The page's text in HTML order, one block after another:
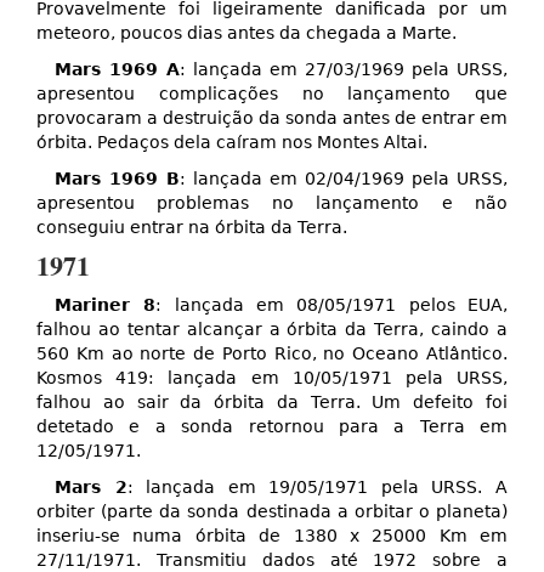
Provavelmente foi ligeiramente danificada por um
meteoro, poucos dias antes da chegada a Marte.
Mars 1969 A: lançada em 27/03/1969 pela URSS,
apresentou complicações no lançamento que
provocaram a destruição da sonda antes de entrar em
órbita. Pedaços dela caíram nos Montes Altai.
Mars 1969 B: lançada em 02/04/1969 pela URSS,
apresentou problemas no lançamento e não
conseguiu entrar na órbita da Terra.
1971
Mariner 8: lançada em 08/05/1971 pelos EUA,
falhou ao tentar alcançar a órbita da Terra, caindo a
560 Km ao norte de Porto Rico, no Oceano Atlântico.
Kosmos 419: lançada em 10/05/1971 pela URSS,
falhou ao sair da órbita da Terra. Um defeito foi
detetado e a sonda retornou para a Terra em
12/05/1971.
Mars 2: lançada em 19/05/1971 pela URSS. A
orbiter (parte da sonda destinada a orbitar o planeta)
inseriu-se numa órbita de 1380 x 25000 Km em
27/11/1971. Transmitiu dados até 1972 sobre a